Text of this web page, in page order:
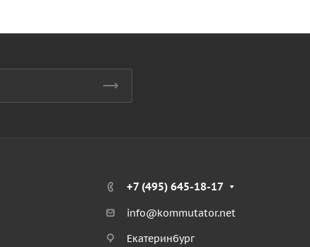
+7 (495) 645-18-17
info@kommutator.net
Екатеринбург